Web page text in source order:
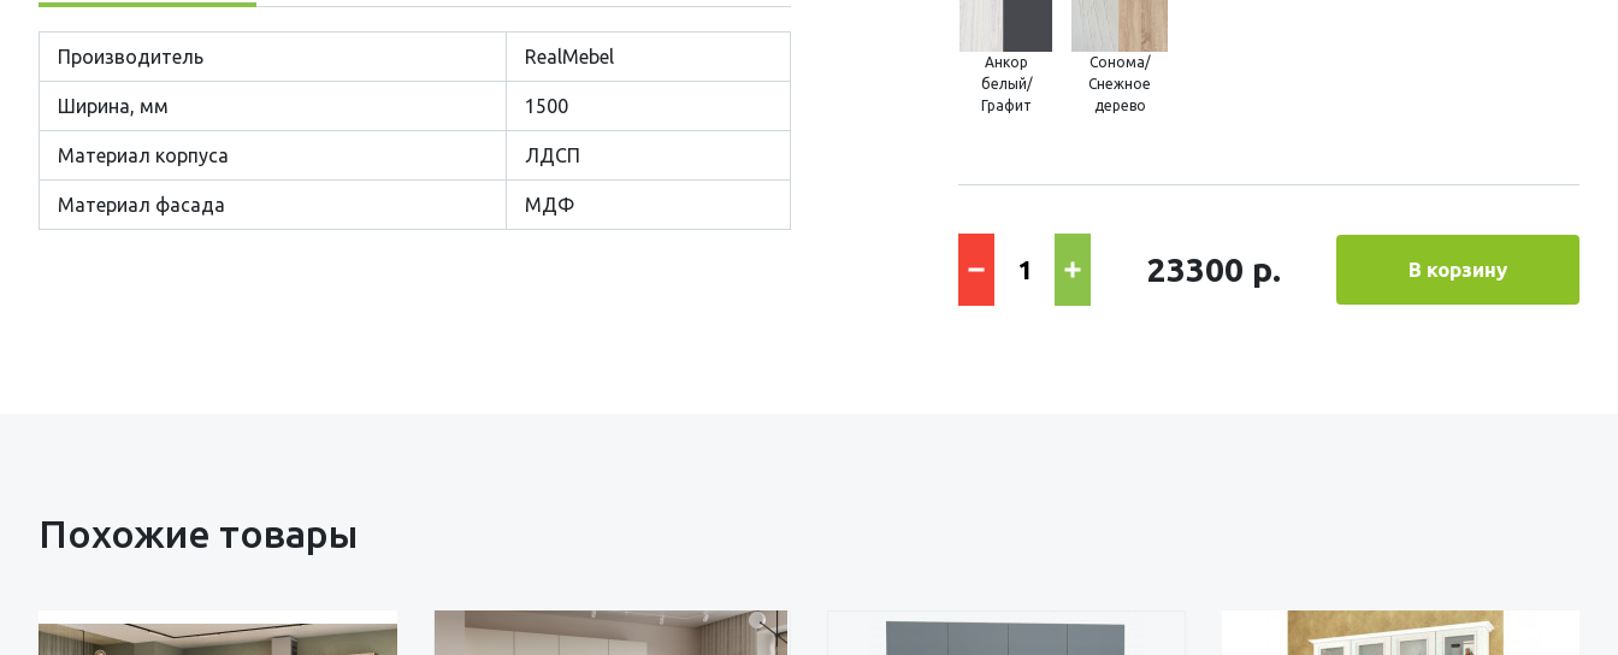
Производитель RealMebel
Ширина, мм 1500
Материал корпуса ЛДСП
Материал фасада МДФ
Анкор
белый/
Графит
Сонома/
Снежное
дерево
23300 р. В корзину
Похожие товары